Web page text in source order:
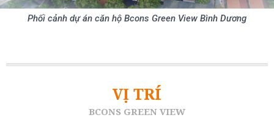
Phối cảnh dự án căn hộ Bcons Green View Bình Dương
VỊ TRÍ
BCONS GREEN VIEW